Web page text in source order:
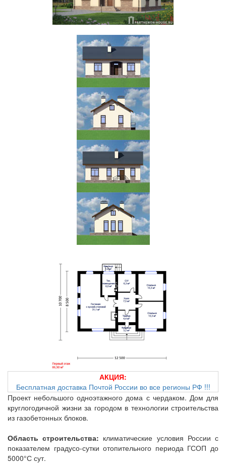
АКЦИЯ:
Бесплатная доставка Почтой России во все регионы РФ !!!
Проект небольшого одноэтажного дома с чердаком. Дом для
круглогодичной жизни за городом в технологии строительства
из газобетонных блоков.
Область строительства: климатические условия России с
показателем градусо-сутки отопительного периода ГСОП до
5000°С сут.